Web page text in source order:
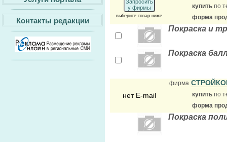
Контакты редакции
Запросить
у фирмы
выберите товар ниже
купить по
форма
Покраска и
Покраска
нет E-mail
фирма
купить по
форма
Покраска